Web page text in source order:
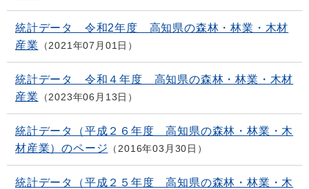
統計データ 令和2年度 高知県の森林・林業・木材
産業
2021年07月01日
統計データ 令和４年度 高知県の森林・林業・木材
産業
2023年06月13日
統計データ（平成２６年度 高知県の森林・林業・木
材産業）のページ
2016年03月30日
統計データ（平成２５年度 高知県の森林・林業・木